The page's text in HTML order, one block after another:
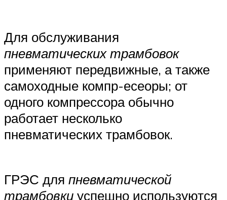
Для обслуживания
пневматических трамбовок
применяют передвижные, а также
самоходные компр-есеоры; от
одного компрессора обычно
работает несколько
пневматических трамбовок.
ГРЭС для пневматической
трамбовки успешно используются